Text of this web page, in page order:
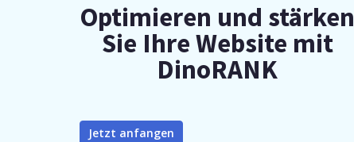
Optimieren und stärken
Sie Ihre Website mit
DinoRANK
Jetzt anfangen